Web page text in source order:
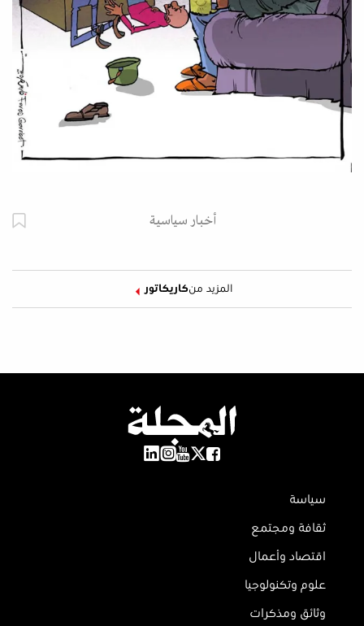
أخبار سياسية
المزيد منكاريكاتور
سياسة
ثقافة ومجتمع
اقتصاد وأعمال
علوم وتكنولوجيا
وثائق ومذكرات